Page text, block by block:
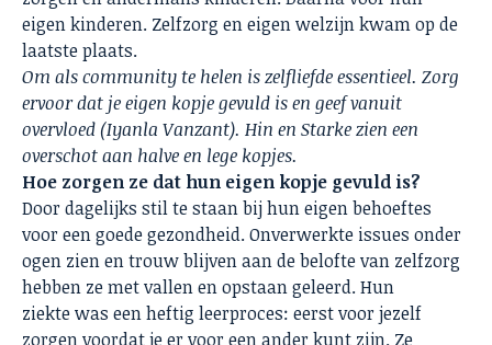
eigen kinderen. Zelfzorg en eigen welzijn kwam op de
laatste plaats.
Om als community te helen is zelfliefde essentieel. Zorg
ervoor dat je eigen kopje gevuld is en geef vanuit
overvloed (Iyanla Vanzant). Hin en Starke zien een
overschot aan halve en lege kopjes.
Hoe zorgen ze dat hun eigen kopje gevuld is?
Door dagelijks stil te staan bij hun eigen behoeftes
voor een goede gezondheid. Onverwerkte issues onder
ogen zien en trouw blijven aan de belofte van zelfzorg
hebben ze met vallen en opstaan geleerd. Hun
ziekte was een heftig leerproces: eerst voor jezelf
zorgen voordat je er voor een ander kunt zijn. Ze